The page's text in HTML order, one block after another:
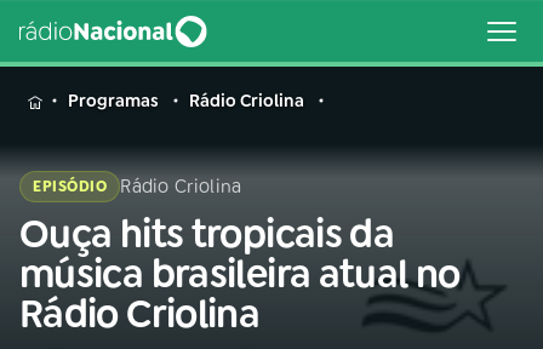
MENU
Buscar
na
Rádio
Nacional
Buscar
Programas Rádio Criolina
EPISÓDIO Rádio Criolina
Ouça hits tropicais da
música brasileira atual no
Rádio Criolina